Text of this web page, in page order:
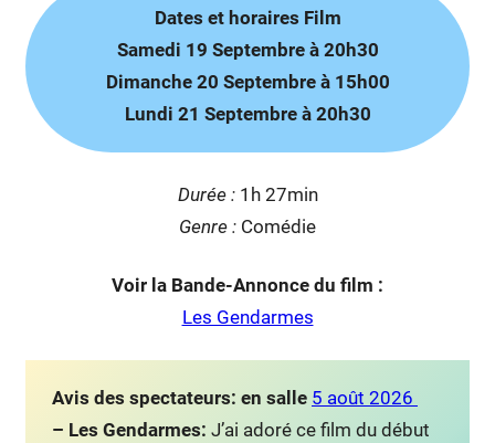
Dates et horaires Film
Samedi 19 Septembre à 20h30
Dimanche 20 Septembre à 15h00
Lundi 21 Septembre à 20h30
Durée :1h 27min
Genre : Comédie
Voir la Bande-Annonce du film :
Les Gendarmes
Avis des spectateurs: en salle 5 août 2026
– Les Gendarmes: J’ai adoré ce film du début